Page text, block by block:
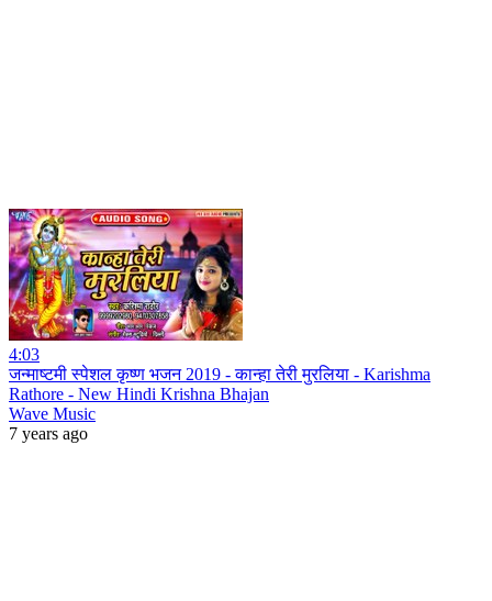
4:03
जन्माष्टमी स्पेशल कृष्ण भजन 2019 - कान्हा तेरी मुरलिया - Karishma
Rathore - New Hindi Krishna Bhajan
Wave Music
7 years ago